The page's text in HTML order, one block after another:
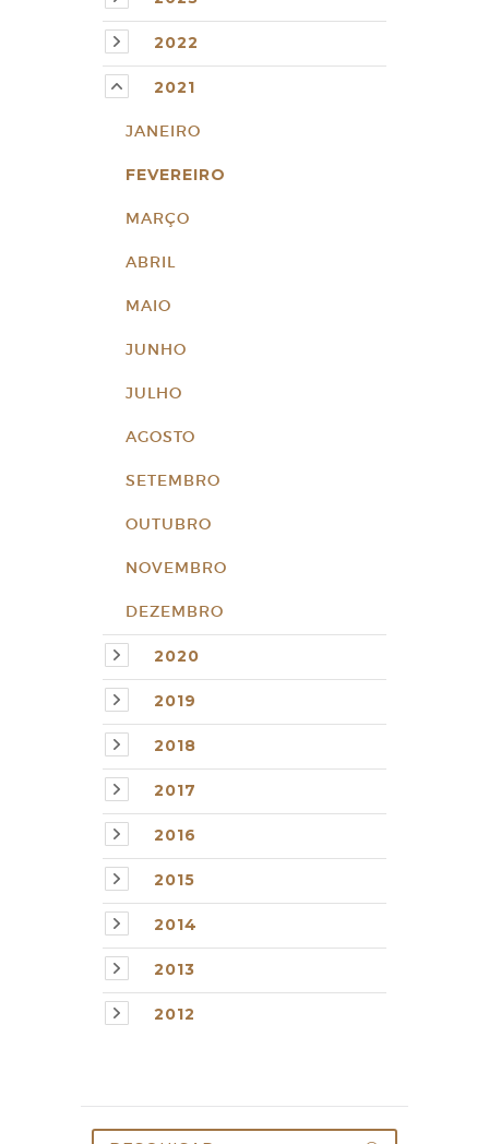
2022
2021
JANEIRO
FEVEREIRO
MARÇO
ABRIL
MAIO
JUNHO
JULHO
AGOSTO
SETEMBRO
OUTUBRO
NOVEMBRO
DEZEMBRO
2020
2019
2018
2017
2016
2015
2014
2013
2012